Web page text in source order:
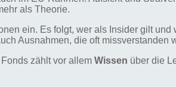
als Theorie.
ein. Es folgt, wer als Insider gilt
Ausnahmen, die oft missverstanden
zählt vor allem Wissen über die